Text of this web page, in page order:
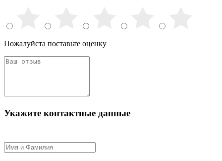
Пожалуйста поставьте оценку
Укажите контактные данные